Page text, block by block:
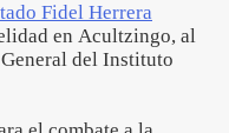
Fidel Herrera
en Acultzingo, al
del Instituto